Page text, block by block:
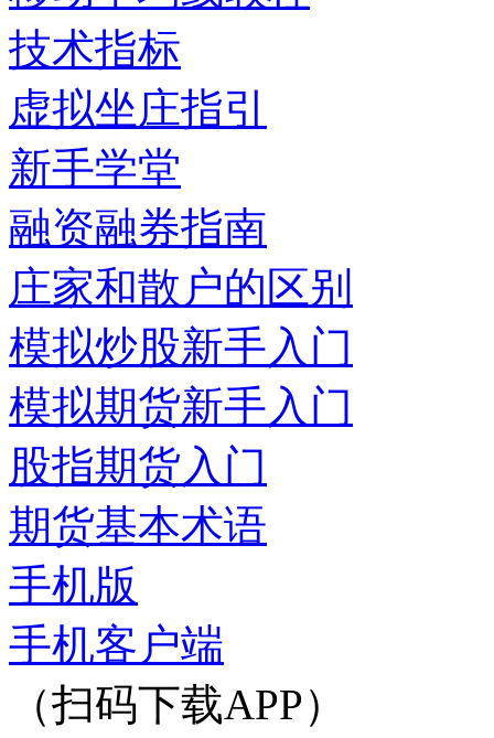
技术指标
虚拟坐庄指引
新手学堂
融资融券指南
庄家和散户的区别
模拟炒股新手入门
模拟期货新手入门
股指期货入门
期货基本术语
手机版
手机客户端
（扫码下载APP）